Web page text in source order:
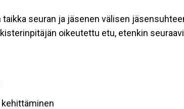
seuran ja jäsenen välisen
oikeutettu etu, etenkin